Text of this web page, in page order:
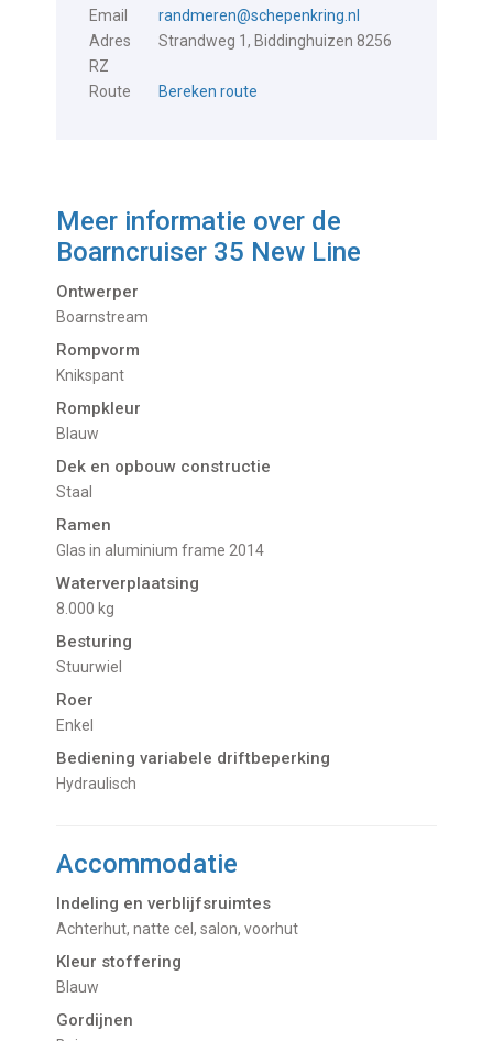
Email
randmeren@schepenkring.nl
Adres
Strandweg 1, Biddinghuizen 8256
RZ
Route
Bereken route
Meer informatie over de
Boarncruiser 35 New Line
Ontwerper
Boarnstream
Rompvorm
Knikspant
Rompkleur
Blauw
Dek en opbouw constructie
Staal
Ramen
Glas in aluminium frame 2014
Waterverplaatsing
8.000 kg
Besturing
Stuurwiel
Roer
Enkel
Bediening variabele driftbeperking
Hydraulisch
Accommodatie
Indeling en verblijfsruimtes
Achterhut, natte cel, salon, voorhut
Kleur stoffering
Blauw
Gordijnen